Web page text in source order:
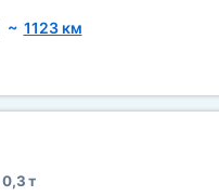
~ 1123 км
0,3 т